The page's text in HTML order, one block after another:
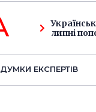
липні
ДУМКИ ЕКСПЕРТIВ